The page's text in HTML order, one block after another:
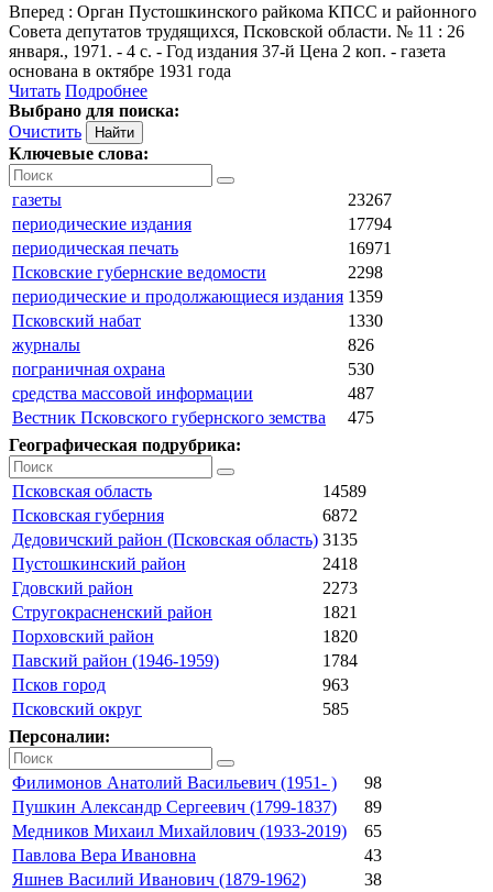
Вперед : Орган Пустошкинского райкома КПСС и районного
Совета депутатов трудящихся, Псковской области. № 11 : 26
января., 1971. - 4 с. - Год издания 37-й Цена 2 коп. - газета
основана в октябре 1931 года
Читать Подробнее
Выбрано для поиска:
Очистить
Ключевые слова:
газеты
23267
периодические издания
17794
периодическая печать
16971
Псковские губернские ведомости
2298
периодические и продолжающиеся издания 1359
Псковский набат
1330
журналы
826
пограничная охрана
530
средства массовой информации
487
Вестник Псковского губернского земства
475
Географическая подрубрика:
Псковская область
14589
Псковская губерния
6872
Дедовичский район (Псковская область) 3135
Пустошкинский район
2418
Гдовский район
2273
Стругокрасненский район
1821
Порховский район
1820
Павский район (1946-1959)
1784
Псков город
963
Псковский округ
585
Персоналии:
Филимонов Анатолий Васильевич (1951- )
98
Пушкин Александр Сергеевич (1799-1837)
89
Медников Михаил Михайлович (1933-2019)
65
Павлова Вера Ивановна
43
Яшнев Василий Иванович (1879-1962)
38